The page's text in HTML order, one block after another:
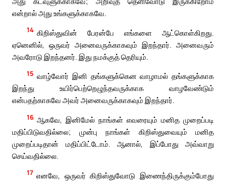
என்றால் அது உங்களுக்காகவே.
14 கிறிஸ்துவின் பேரன்பே எங்களை ஆட்கொள்கிறது.
ஏனெனில், ஒருவர் அனைவருக்காகவும் இறந்தார். அனைவரும்
அவரோடு இறந்தனர். இது நமக்குத் தெரியும்.
15 வாழ்வோர் இனி தங்களுக்கென வாழாமல் தங்களுக்காக
இறந்து உயிர்பெற்றெழுந்தவருக்காக வாழவேண்டும்
என்பதற்காகவே அவர் அனைவருக்காகவும் இறந்தார்.
16 ஆகவே, இனிமேல் நாங்கள் எவரையும் மனித முறைப்படி
மதிப்பிடுவதில்லை; முன்பு நாங்கள் கிறிஸ்துவையும் மனித
முறைப்படிதான் மதிப்பிட்டோம். ஆனால், இப்போது அவ்வாறு
செய்வதில்லை.
17 எனவே, ஒருவர் கிறிஸ்துவோடு இணைந்திருக்கும்போது